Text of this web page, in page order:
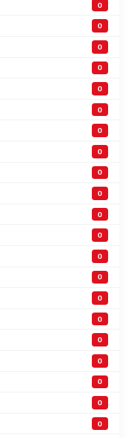
0
0
0
0
0
0
0
0
0
0
0
0
0
0
0
0
0
0
0
0
0